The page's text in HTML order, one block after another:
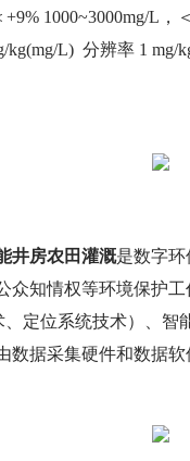
1000~3000mg/L，
kg(mg/L) 分辨率 1 mg/
井房农田灌溉是数字环
众知情权等环境保护
定位系统技术）、智
数据采集硬件和数据软